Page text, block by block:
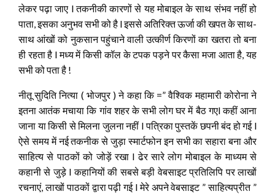
लेकर पढ़ा जाए l तकनीकी कारणों से यह मोबाइल के साथ संभव नहीं हो
पाता, इसका अनुभव सभी को है l इससे अतिरिक्त ऊर्जा की खपत के साथ-
साथ आंखों को नुकसान पहुंचाने वाली उत्कीर्ण किरणों का खतरा तो बना
ही रहता है l मध्य में किसी कॉल के टपक पड़ने पर कैसा मजा आता है, यह
सभी को पता है !
नीतू सुदिति नित्या ( भोजपुर ) ने कहा कि =” वैश्विक महामारी कोरोना ने
इतना आतंक मचाया कि गांव शहर के सभी लोग घर में बैठ गएl कहीं आना
जाना या किसी से मिलना जुलना नहीं l पत्रिका पुस्तकें छपनी बंद हो गई l
ऐसे समय में नई तकनीक से जुड़ा स्मार्टफोन इन सभी का सहारा बना और
साहित्य से पाठकों को जोड़ें रखा l ढेर सारे लोग मोबाइल के माध्यम से
कहानी से जुड़े l कहानियों की सबसे बड़ी वेबसाइट प्रतिलिपि पर लाखों
रचनाएं, लाखों पाठकों द्वारा पढ़ी गई l मेरे अपने वेबसाइट ” साहित्यप्रीत ”